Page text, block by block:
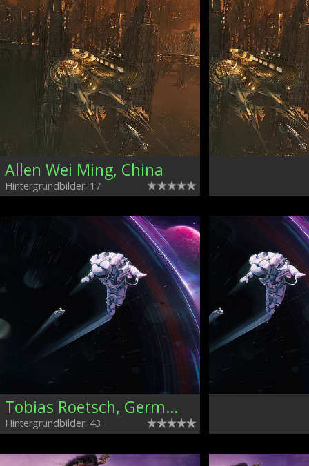
Allen Wei Ming, China
Hintergrundbilder: 17
Tobias Roetsch, Germany
Hintergrundbilder: 43